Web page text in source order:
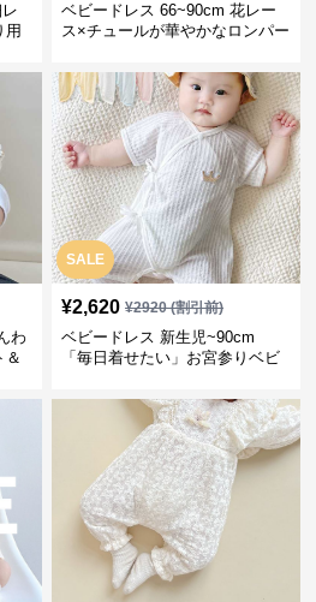
用
ベビードレス 66~90cm 花レー
ス×チュールが華やかなロンパー
わ
＆
SALE
¥2,620 ¥2920(割引前)
ベビードレス 新生児~90cm
「毎日着せたい」お宮参りベビ